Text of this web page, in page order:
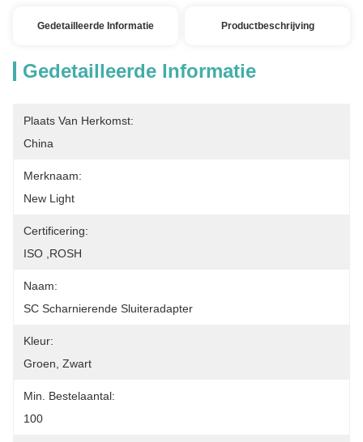
Gedetailleerde Informatie Productbeschrijving
Gedetailleerde Informatie
Plaats Van Herkomst:
China
Merknaam:
New Light
Certificering:
ISO ,ROSH
Naam:
SC Scharnierende Sluiteradapter
Kleur:
Groen, Zwart
Min. Bestelaantal:
100